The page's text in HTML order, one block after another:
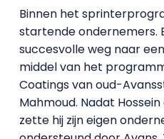
Binnen het
startende ondernemers.
succesvolle weg naar
middel van het
Coatings van oud-
Mahmoud. Nadat
zette hij zijn eigen